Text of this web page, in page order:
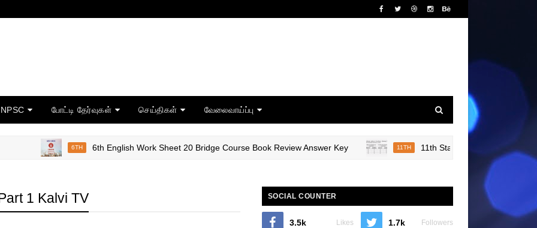
போட்டி தேர்வுகள் செய்திகள் வேலைவாய்ப்பு
6TH 6th English Work Sheet 20 Bridge Course Book Review Answer Key 11TH 11th Statistics தரவுகளின்
1 Kalvi TV SOCIAL COUNTER
3.5k Likes 1.7k Followers